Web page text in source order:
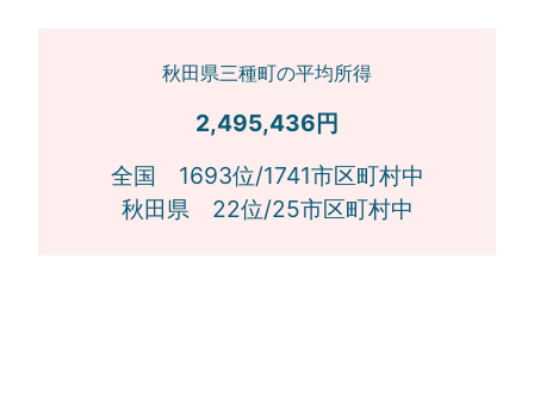
秋田県三種町の平均所得
2,495,436円
全国 1693位/1741市区町村中
秋田県 22位/25市区町村中